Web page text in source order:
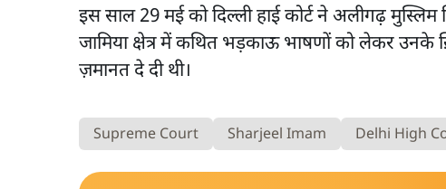
इस साल 29 मई को दिल्ली हाई कोर्ट ने अलीगढ़ मुस्लिम
जामिया क्षेत्र में कथित भड़काऊ भाषणों को लेकर उनके
ज़मानत दे दी थी।
Supreme Court Sharjeel Imam Delhi High